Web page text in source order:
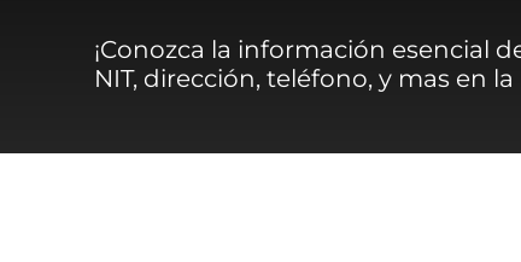
¡Conozca la información esencial
NIT, dirección, teléfono, y mas en